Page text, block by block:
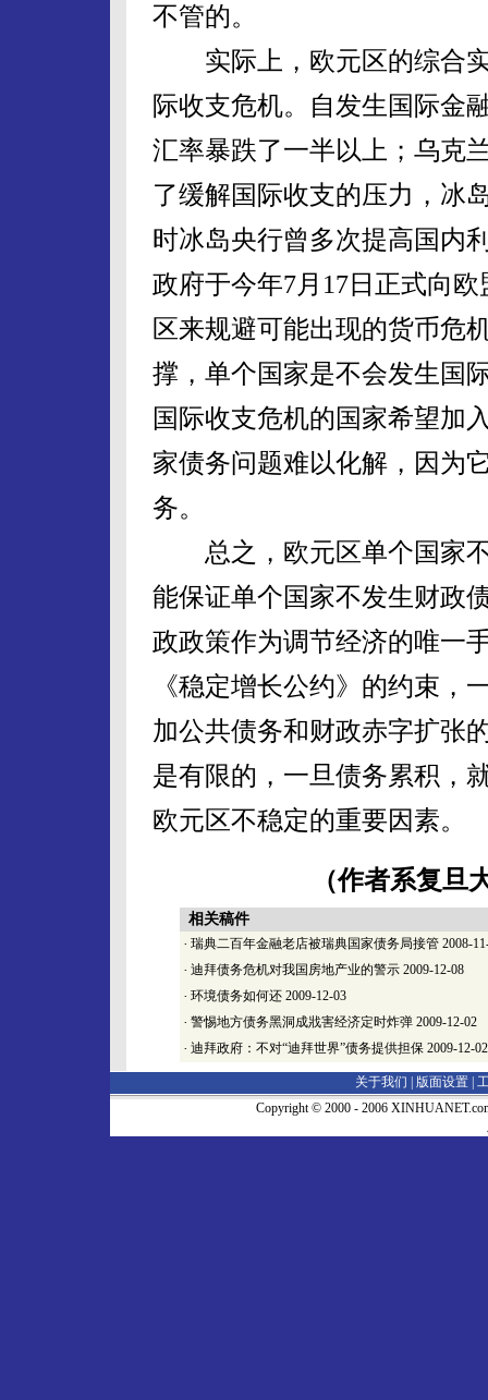
不管的。
实际上，欧元区的综合实
际收支危机。自发生国际金
汇率暴跌了一半以上；乌克
了缓解国际收支的压力，冰
时冰岛央行曾多次提高国内
政府于今年7月17日正式向
区来规避可能出现的货币危
撑，单个国家是不会发生国
国际收支危机的国家希望加
家债务问题难以化解，因为
务。
总之，欧元区单个国家不
能保证单个国家不发生财政
政政策作为调节经济的唯一
《稳定增长公约》的约束，
加公共债务和财政赤字扩张
是有限的，一旦债务累积，
欧元区不稳定的重要因素。
（作者系复旦
相关稿件
· 瑞典二百年金融老店被瑞典国家债务局接管 2008-
· 迪拜债务危机对我国房地产业的警示 2009-12-08
· 环境债务如何还 2009-12-03
· 警惕地方债务黑洞成戕害经济定时炸弹 2009-12-02
· 迪拜政府：不对“迪拜世界”债务提供担保 2009-12-02
关于我们 | 版面设置
Copyright © 2000 - 2006